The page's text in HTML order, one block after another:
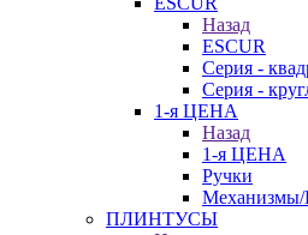
Назад
ESCUR
Серия -
Серия -
1-я ЦЕНА
Назад
1-я ЦЕНА
Ручки
Механизмы/
ПЛИНТУСЫ